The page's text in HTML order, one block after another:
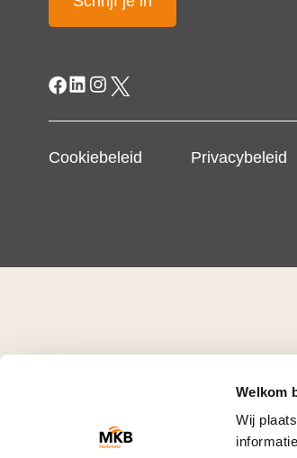
Welkom
Wij
Cookiebeleid Privacybeleid